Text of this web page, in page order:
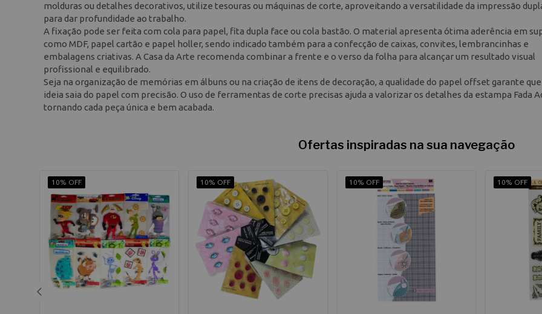
molduras ou detalhes decorativos, utilize tesouras ou máquinas de corte, aproveitando a versatilidade da impressão
para dar profundidade ao trabalho.
A fixação pode ser feita com cola para papel, fita dupla face ou cola bastão. O material apresenta ótima aderência em
como MDF, papel cartão e papel holler, sendo indicado também para a confecção de caixas, convites, lembrancinhas e
embalagens criativas. A Casa da Arte recomenda combinar a frente e o verso da folha para alcançar um resultado visual
profissional e equilibrado.
Seja na organização de memórias em álbuns ou na criação de itens de decoração, a qualidade do papel offset garante que
ideia saia do papel com precisão. O uso de ferramentas de corte precisas ajuda a valorizar os detalhes da estampa Fada
tornando cada peça única e bem acabada.
Ofertas inspiradas na sua navegação
10% OFF 10% OFF 10% OFF 10% OFF